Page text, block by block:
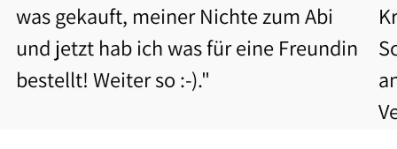
was gekauft, meiner Nichte zum Abi
und jetzt hab ich was für eine Freundin
bestellt! Weiter so :-)."